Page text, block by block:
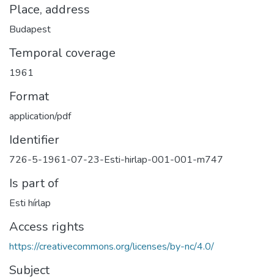
Place, address
Budapest
Temporal coverage
1961
Format
application/pdf
Identifier
726-5-1961-07-23-Esti-hirlap-001-001-m747
Is part of
Esti hírlap
Access rights
https://creativecommons.org/licenses/by-nc/4.0/
Subject